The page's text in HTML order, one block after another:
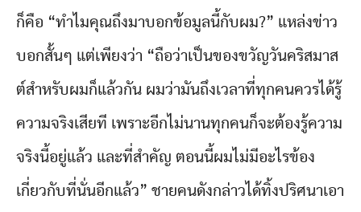
ก็คือ “ทำไมคุณถึงมาบอกข้อมูลนี้กับผม?” แหล่งข่าว
บอกสั้นๆ แต่เพียงว่า “ถือว่าเป็นของขวัญวันคริสมาส
ต์สำหรับผมก็แล้วกัน ผมว่ามันถึงเวลาที่ทุกคนควรได้รู้
ความจริงเสียที เพราะอีกไม่นานทุกคนก็จะต้องรู้ความ
จริงนี้อยู่แล้ว และที่สำคัญ ตอนนี้ผมไม่มีอะไรข้อง
เกี่ยวกับที่นั่นอีกแล้ว” ชายคนดังกล่าวได้ทิ้งปริศนาเอา